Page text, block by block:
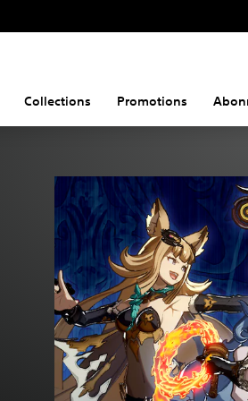
Collections Promotions